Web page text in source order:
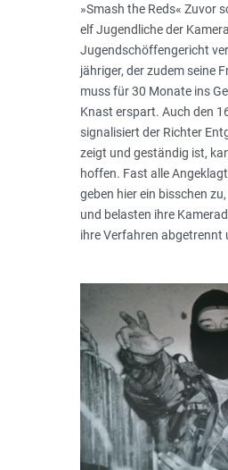
»Smash the Reds« Zuvor
elf Jugendliche der
Jugendschöffengericht
jähriger, der zudem seine
muss für 30 Monate ins
Knast erspart. Auch den
signalisiert der Richter
zeigt und geständig ist,
hoffen. Fast alle
geben hier ein bisschen
und belasten ihre
ihre Verfahren abgetrennt